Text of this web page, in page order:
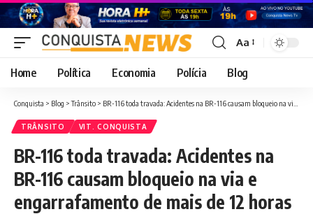
Font
Resizer
Aa
Home Política Economia Polícia Blog
Conquista > Blog >Trânsito > BR-116 toda travada: Acidentes na BR-116 causam bloqueio na via e engarrafamento de mais de 12 horas
TRÂNSITO VIT. CONQUISTA
BR-116 toda travada: Acidentes na
BR-116 causam bloqueio na via e
engarrafamento de mais de 12 horas